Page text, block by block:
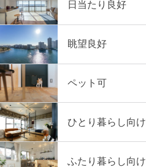
日当たり良好
眺望良好
ペット可
ひとり暮らし向け
ふたり暮らし向け